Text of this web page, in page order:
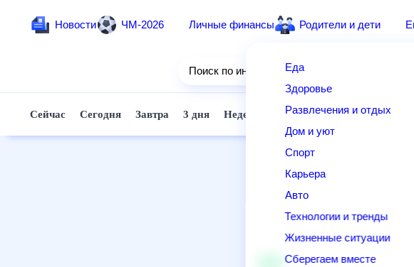
Новости ЧМ-2026 Личные финансы Родители и дети
Еда
Здоровье
Развлечения и отдых
Дом и уют
Спорт
Карьера
Авто
Технологии и тренды
Жизненные ситуации
Сберегаем вместе
Поиск по интернету
Сейчас Сегодня Завтра 3 дня Неделя 10 дней 14 дней